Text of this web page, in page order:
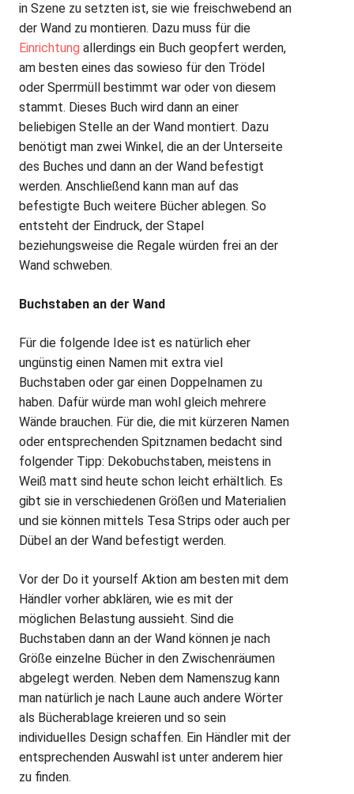
in Szene zu setzten ist, sie wie freischwebend an
der Wand zu montieren. Dazu muss für die
Einrichtung allerdings ein Buch geopfert werden,
am besten eines das sowieso für den Trödel
oder Sperrmüll bestimmt war oder von diesem
stammt. Dieses Buch wird dann an einer
beliebigen Stelle an der Wand montiert. Dazu
benötigt man zwei Winkel, die an der Unterseite
des Buches und dann an der Wand befestigt
werden. Anschließend kann man auf das
befestigte Buch weitere Bücher ablegen. So
entsteht der Eindruck, der Stapel
beziehungsweise die Regale würden frei an der
Wand schweben.
Buchstaben an der Wand
Für die folgende Idee ist es natürlich eher
ungünstig einen Namen mit extra viel
Buchstaben oder gar einen Doppelnamen zu
haben. Dafür würde man wohl gleich mehrere
Wände brauchen. Für die, die mit kürzeren Namen
oder entsprechenden Spitznamen bedacht sind
folgender Tipp: Dekobuchstaben, meistens in
Weiß matt sind heute schon leicht erhältlich. Es
gibt sie in verschiedenen Größen und Materialien
und sie können mittels Tesa Strips oder auch per
Dübel an der Wand befestigt werden.
Vor der Do it yourself Aktion am besten mit dem
Händler vorher abklären, wie es mit der
möglichen Belastung aussieht. Sind die
Buchstaben dann an der Wand können je nach
Größe einzelne Bücher in den Zwischenräumen
abgelegt werden. Neben dem Namenszug kann
man natürlich je nach Laune auch andere Wörter
als Bücherablage kreieren und so sein
individuelles Design schaffen. Ein Händler mit der
entsprechenden Auswahl ist unter anderem hier
zu finden.